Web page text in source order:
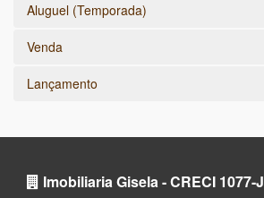
Aluguel (Temporada)
Venda
Lançamento
Imobiliaria Gisela - CRECI 1077-J